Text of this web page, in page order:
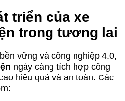
triển của xe
trong tương lai
vững và công nghiệp 4.0,
ngày càng tích hợp công
hiệu quả và an toàn. Các